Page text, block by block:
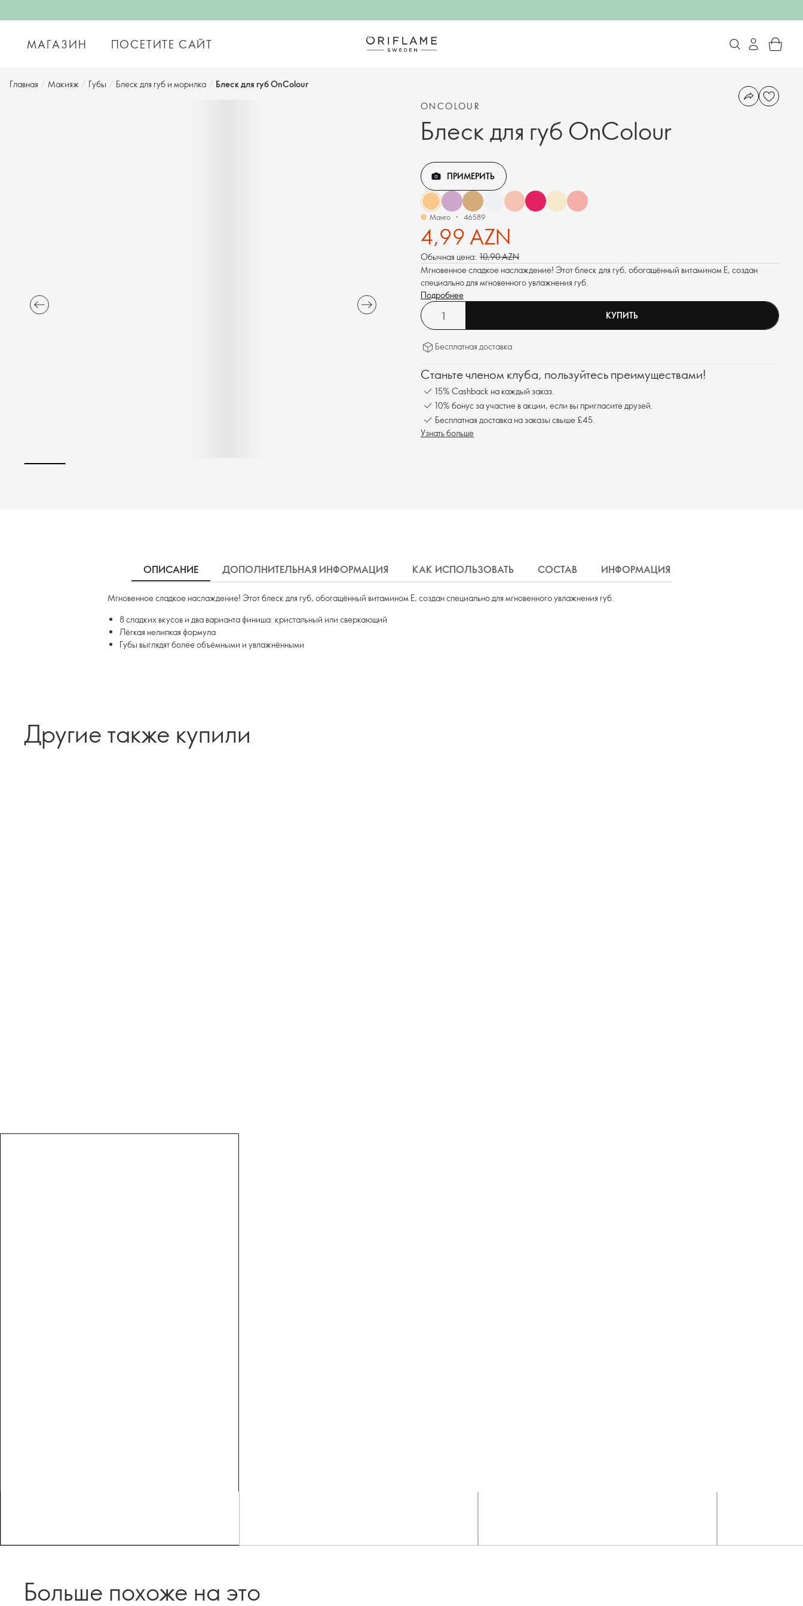
МАГАЗИН ПОСЕТИТЕ САЙТ
Главная / Макияж / Губы / Блеск для губ и морилка / Блеск для губ OnColour
ONCOLOUR
Блеск для губ OnColour
ПРИМЕРИТЬ
Манго 46589
4,99 AZN
Обычная цена: 10,90 AZN
Мгновенное сладкое наслаждение! Этот блеск для губ, обогащённый витамином Е, создан
специально для мгновенного увлажнения губ.
Подробнее
КУПИТЬ
Бесплатная доставка
Станьте членом клуба, пользуйтесь преимуществами!
15% Cashback на каждый заказ.
10% бонус за участие в акции, если вы пригласите друзей.
Бесплатная доставка на заказы свыше £45.
Узнать больше
ОПИСАНИЕ ДОПОЛНИТЕЛЬНАЯ ИНФОРМАЦИЯ КАК ИСПОЛЬЗОВАТЬ СОСТАВ ИНФОРМАЦИЯ
Мгновенное сладкое наслаждение! Этот блеск для губ, обогащённый витамином Е, создан специально для мгновенного увлажнения губ.
8 сладких вкусов и два варианта финиша: кристальный или сверкающий
Лёгкая нелипкая формула
Губы выглядят более объёмными и увлажнёнными
Другие также купили
Больше похоже на это